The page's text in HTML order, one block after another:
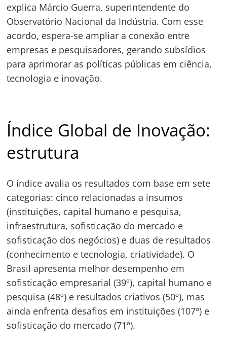
explica Márcio Guerra, superintendente do
Observatório Nacional da Indústria. Com esse
acordo, espera-se ampliar a conexão entre
empresas e pesquisadores, gerando subsídios
para aprimorar as políticas públicas em ciência,
tecnologia e inovação.
Índice Global de Inovação:
estrutura
O índice avalia os resultados com base em sete
categorias: cinco relacionadas a insumos
(instituições, capital humano e pesquisa,
infraestrutura, sofisticação do mercado e
sofisticação dos negócios) e duas de resultados
(conhecimento e tecnologia, criatividade). O
Brasil apresenta melhor desempenho em
sofisticação empresarial (39º), capital humano e
pesquisa (48º) e resultados criativos (50º), mas
ainda enfrenta desafios em instituições (107º) e
sofisticação do mercado (71º).